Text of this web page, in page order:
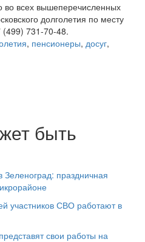
во всех вышеперечисленных
долголетия по месту
(499) 731-70-48.
, пенсионеры, досуг,
быть
праздничная
участников СВО работают в
свои работы на